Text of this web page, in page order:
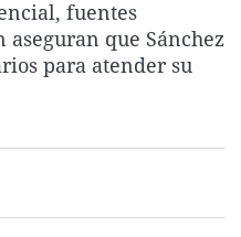
La rosa de los vientos
Gente viajera
Caso
Retornados
Extremadura
Galicia
Virales
Televisión
fuentes
aseguran que Sánchez
para atender su